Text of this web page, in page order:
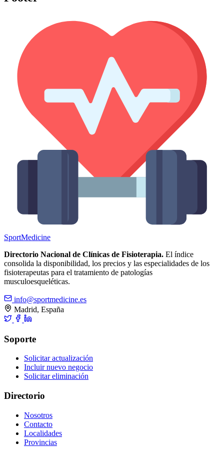
SportMedicine
Directorio Nacional de Clínicas de Fisioterapia. El índice
consolida la disponibilidad, los precios y las especialidades de los
fisioterapeutas para el tratamiento de patologías
musculoesqueléticas.
info@sportmedicine.es
Madrid, España
Soporte
Solicitar actualización
Incluir nuevo negocio
Solicitar eliminación
Directorio
Nosotros
Contacto
Localidades
Provincias